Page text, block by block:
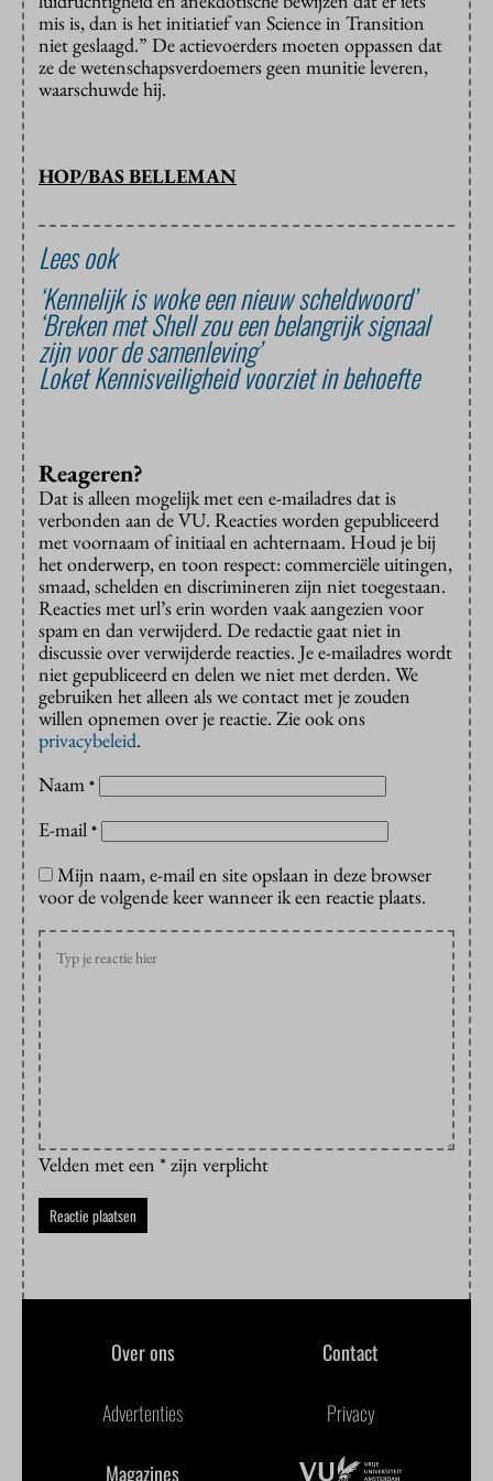
mis is, dan is het initiatief van Science in Transition
niet geslaagd.” De actievoerders moeten oppassen dat
ze de wetenschapsverdoemers geen munitie leveren,
waarschuwde hij.
HOP/BAS BELLEMAN
Lees ook
‘Kennelijk is woke een nieuw scheldwoord’
‘Breken met Shell zou een belangrijk signaal
zijn voor de samenleving’
Loket Kennisveiligheid voorziet in behoefte
Reageren?
Dat is alleen mogelijk met een e-mailadres dat is
verbonden aan de VU. Reacties worden gepubliceerd
met voornaam of initiaal en achternaam. Houd je bij
het onderwerp, en toon respect: commerciële uitingen,
smaad, schelden en discrimineren zijn niet toegestaan.
Reacties met url’s erin worden vaak aangezien voor
spam en dan verwijderd. De redactie gaat niet in
discussie over verwijderde reacties. Je e-mailadres wordt
niet gepubliceerd en delen we niet met derden. We
gebruiken het alleen als we contact met je zouden
willen opnemen over je reactie. Zie ook ons
privacybeleid.
Naam *
E-mail *
Mijn naam, e-mail en site opslaan in deze browser
voor de volgende keer wanneer ik een reactie plaats.
Velden met een * zijn verplicht
Over ons Contact
Advertenties Privacy
Magazines